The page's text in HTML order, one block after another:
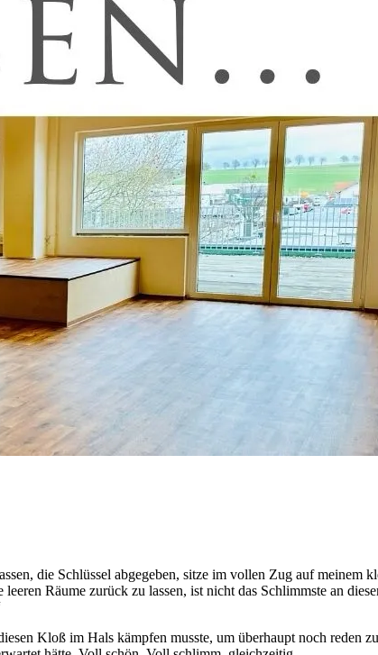
die Schlüssel abgegeben, sitze im vollen Zug auf meinem
Räume zurück zu lassen, ist nicht das Schlimmste an
Kloß im Hals kämpfen musste, um überhaupt noch reden